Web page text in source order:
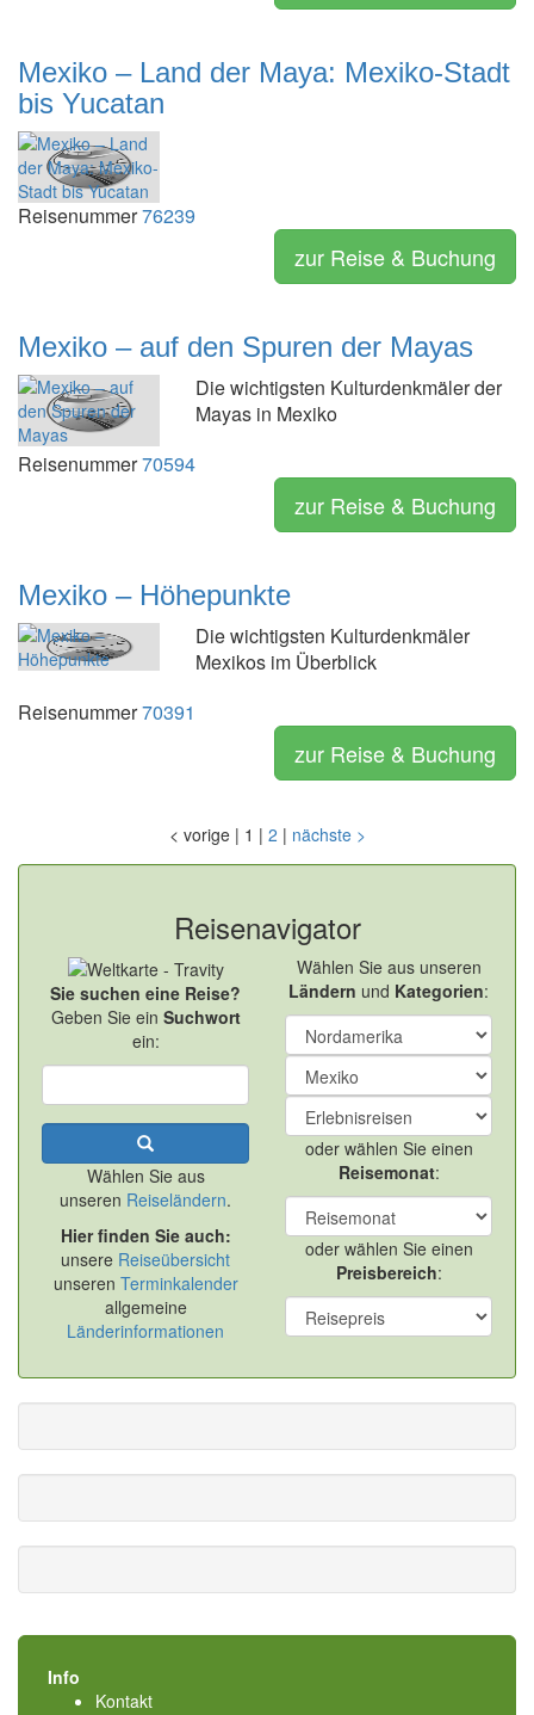
Mexiko – Land der Maya: Mexiko-Stadt
bis Yucatan
Reisenummer76239
zur Reise & Buchung
Mexiko – auf den Spuren der Mayas
Die wichtigsten Kulturdenkmäler der
Mayas in Mexiko
Reisenummer70594
zur Reise & Buchung
Mexiko – Höhepunkte
Die wichtigsten Kulturdenkmäler
Mexikos im Überblick
Reisenummer70391
zur Reise & Buchung
< vorige | 1 | 2 | nächste >
Reisenavigator
Sie suchen eine Reise?
Geben Sie ein Suchwort
ein:
Wählen Sie aus
unseren Reiseländern.
Hier finden Sie auch:
unsere Reiseübersicht
unseren Terminkalender
allgemeine
Länderinformationen
Wählen Sie aus unseren
Ländern und Kategorien:
oder wählen Sie einen
Reisemonat:
oder wählen Sie einen
Preisbereich:
Info
Kontakt